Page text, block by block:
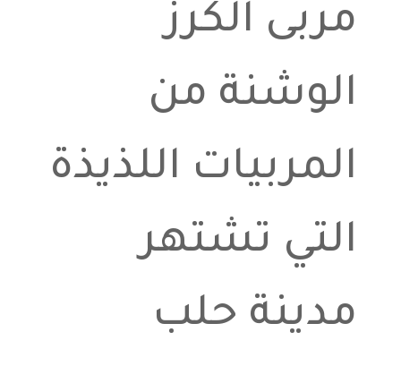
مربى الكرز
الوشنة من
المربيات اللذيذة
التي تشتهر
مدينة حلب